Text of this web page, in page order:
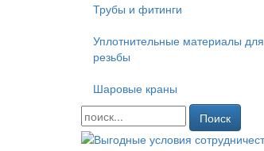
Трубы и фитинги
Уплотнительные материалы для
резьбы
Шаровые краны
Поиск